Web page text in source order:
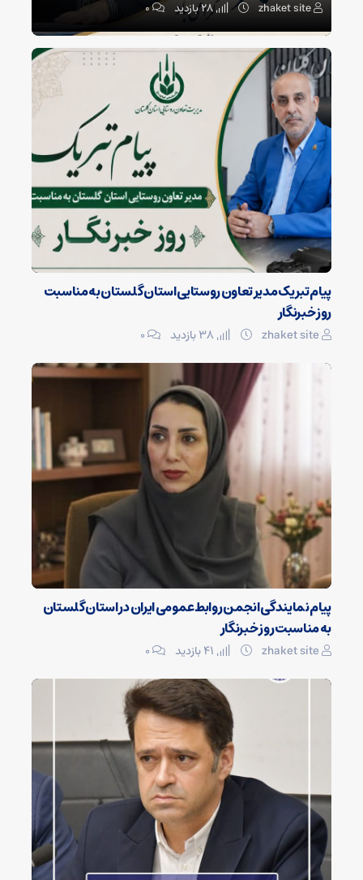
zhaket site 28 بازدید ۰
پیام تبریک مدیر تعاون روستایی استان گلستان به مناسبت
روز خبرنگار
zhaket site ۰
پیام نمایندگی انجمن روابط‌عمومی ایران در استان گلستان
به مناسبت روز خبرنگار
zhaket site ۰